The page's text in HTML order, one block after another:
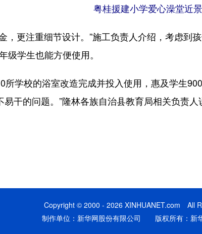
粤桂援建小学爱心澡堂近景
更注重细节设计。”施工负责人介绍，考虑到
级学生也能方便使用。
学校的浴室改造完成并投入使用，惠及学生
干的问题。”隆林各族自治县教育局相关负责人
Copyright © 2000 - 2026 XINHUANET.com All
制作单位：新华网股份有限公司 版权所有：新